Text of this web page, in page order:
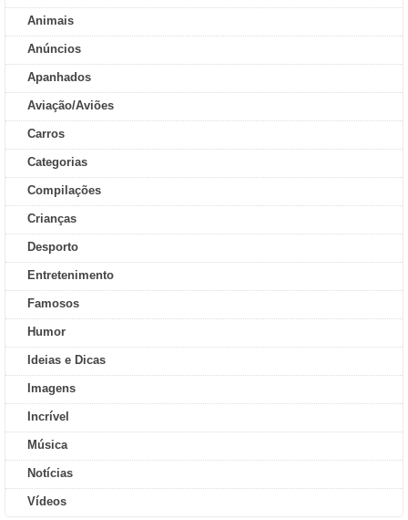
Animais
Anúncios
Apanhados
Aviação/Aviões
Carros
Categorias
Compilações
Crianças
Desporto
Entretenimento
Famosos
Humor
Ideias e Dicas
Imagens
Incrível
Música
Notícias
Vídeos